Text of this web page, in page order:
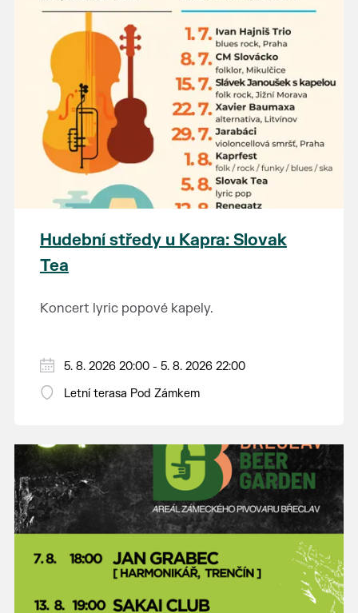
Hudební středy u Kapra: Slovak
Tea
Koncert lyric popové kapely.
5. 8. 2026 20:00 - 5. 8. 2026 22:00
Letní terasa Pod Zámkem